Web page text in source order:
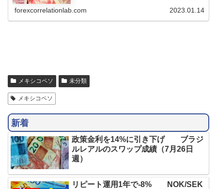
運用の収益は137,986円となり、前週比で+2,286円と少し
だけ増加しました。今年も10通貨（米ドル・...
forexcorrelationlab.com 2023.01.14
メキシコペソ 未分類
メキシコペソ
新着
政策金利を14%に引き下げ ブラジ
ルレアルのスワップ成績（7月26日
週）
リピート運用1年で-8% NOK/SEK